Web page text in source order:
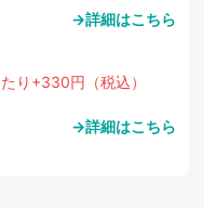
→詳細はこちら
り+330円（税込）
→詳細はこちら